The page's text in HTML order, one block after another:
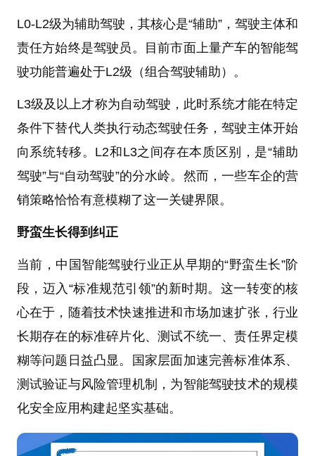
L0-L2级为辅助驾驶，其核心是“辅助”，驾驶主体和
责任方始终是驾驶员。目前市面上量产车的智能驾
驶功能普遍处于L2级（组合驾驶辅助）。
L3级及以上才称为自动驾驶，此时系统才能在特定
条件下替代人类执行动态驾驶任务，驾驶主体开始
向系统转移。L2和L3之间存在本质区别，是“辅助
驾驶”与“自动驾驶”的分水岭。然而，一些车企的营
销策略恰恰有意模糊了这一关键界限。
野蛮生长得到纠正
当前，中国智能驾驶行业正从早期的“野蛮生长”阶
段，迈入“标准规范引领”的新时期。这一转变的核
心在于，随着技术快速推进和市场加速扩张，行业
长期存在的标准碎片化、测试不统一、责任界定模
糊等问题日益凸显。国家层面加速完善标准体系、
测试验证与风险管理机制，为智能驾驶技术的规模
化安全应用构建起坚实基础。